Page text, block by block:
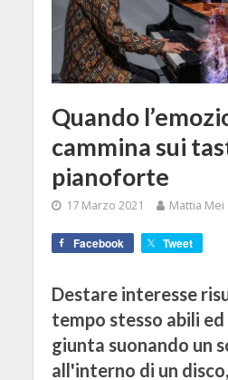
Quando
cammina sui
pianoforte
17 Marzo 2021 Mattia Mei
Facebook Tweet
Destare interesse
tempo stesso abili ed
giunta suonando un
all'interno di un